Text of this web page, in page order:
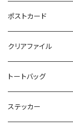
ポストカード
クリアファイル
トートバッグ
ステッカー